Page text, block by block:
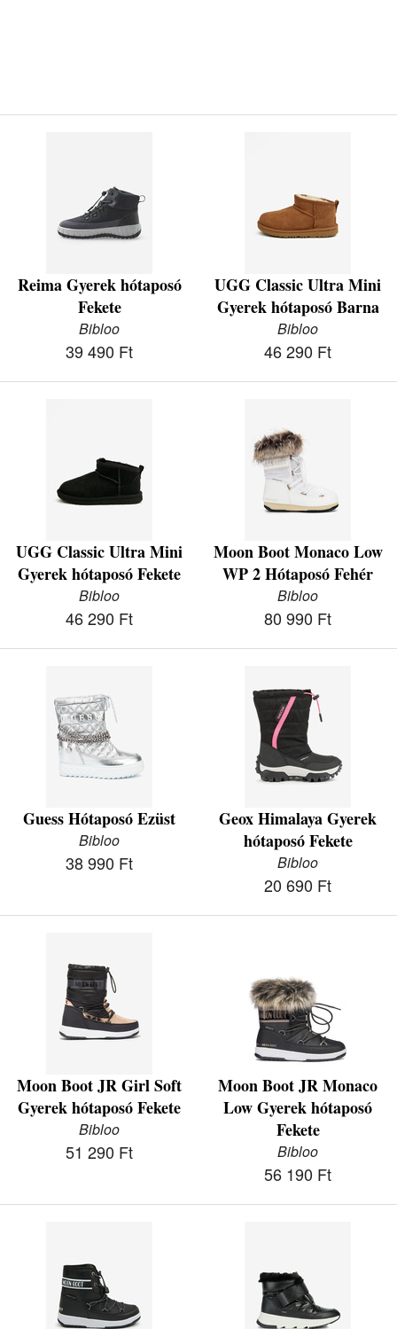
Reima Gyerek hótaposó
Fekete
Bibloo
39 490 Ft
UGG Classic Ultra Mini
Gyerek hótaposó Barna
Bibloo
46 290 Ft
UGG Classic Ultra Mini
Gyerek hótaposó Fekete
Bibloo
46 290 Ft
Moon Boot Monaco Low
WP 2 Hótaposó Fehér
Bibloo
80 990 Ft
Guess Hótaposó Ezüst
Bibloo
38 990 Ft
Geox Himalaya Gyerek
hótaposó Fekete
Bibloo
20 690 Ft
Moon Boot JR Girl Soft
Gyerek hótaposó Fekete
Bibloo
51 290 Ft
Moon Boot JR Monaco
Low Gyerek hótaposó
Fekete
Bibloo
56 190 Ft